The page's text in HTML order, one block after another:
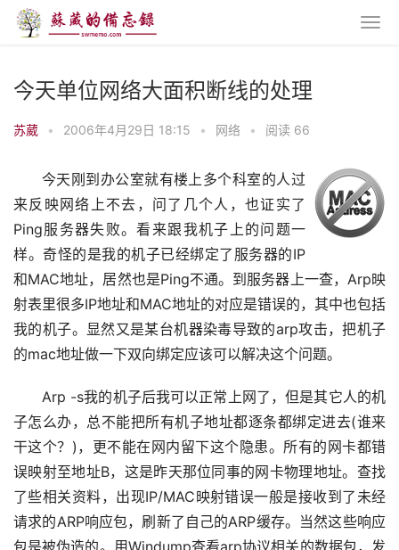
今天单位网络大面积断线的处理
苏葳 • 2006年4月29日 18:15 • 网络 • 阅读 66
今天刚到办公室就有楼上多个科室的人过
来反映网络上不去，问了几个人，也证实了
Ping服务器失败。看来跟我机子上的问题一
样。奇怪的是我的机子已经绑定了服务器的IP
和MAC地址，居然也是Ping不通。到服务器上一查，Arp映
射表里很多IP地址和MAC地址的对应是错误的，其中也包括
我的机子。显然又是某台机器染毒导致的arp攻击，把机子
的mac地址做一下双向绑定应该可以解决这个问题。
Arp -s我的机子后我可以正常上网了，但是其它人的机
子怎么办，总不能把所有机子地址都逐条都绑定进去(谁来
干这个？)，更不能在网内留下这个隐患。所有的网卡都错
误映射至地址B，这是昨天那位同事的网卡物理地址。查找
了些相关资料，出现IP/MAC映射错误一般是接收到了未经
请求的ARP响应包，刷新了自己的ARP缓存。当然这些响应